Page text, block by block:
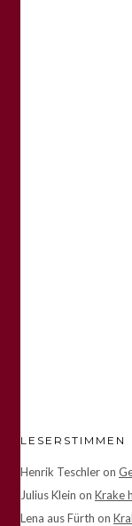
LESERSTIMMEN
Henrik Teschleron
Julius Klein on Krake
Lena aus Fürth on